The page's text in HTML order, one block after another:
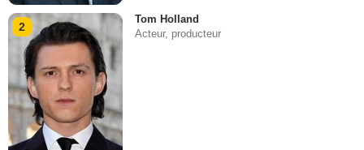
2
Tom Holland
Acteur, producteur